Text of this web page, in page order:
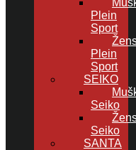
Plein
Sport
Plein
Sport
SEIKO
Seiko
Seiko
SANTA